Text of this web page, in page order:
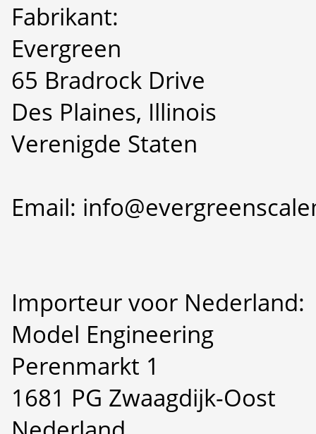
Fabrikant:
Evergreen
65 Bradrock Drive
Des Plaines, Illinois
Verenigde Staten
Email:
Importeur voor Nederland:
Model Engineering
Perenmarkt 1
1681 PG Zwaagdijk-Oost